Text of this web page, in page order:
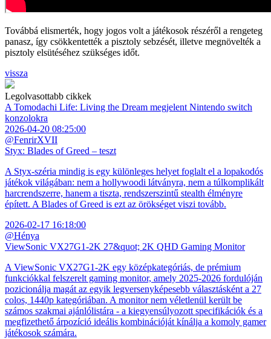
Továbbá elismerték, hogy jogos volt a játékosok részéről a rengeteg
panasz, így csökkentették a pisztoly sebzését, illetve megnövelték a
pisztoly elsütéséhez szükséges időt.
vissza
Legolvasottabb cikkek
A Tomodachi Life: Living the Dream megjelent Nintendo switch
konzolokra
2026-04-20 08:25:00
@FenrirXVII
Styx: Blades of Greed – teszt
A Styx-széria mindig is egy különleges helyet foglalt el a lopakodós
játékok világában: nem a hollywoodi látványra, nem a túlkomplikált
harcrendszerre, hanem a tiszta, rendszerszintű stealth élményre
épített. A Blades of Greed is ezt az örökséget viszi tovább.
2026-02-17 16:18:00
@Hénya
ViewSonic VX27G1-2K 27&quot; 2K QHD Gaming Monitor
A ViewSonic VX27G1-2K egy középkategóriás, de prémium
funkciókkal felszerelt gaming monitor, amely 2025-2026 fordulóján
pozicionálja magát az egyik legversenyképesebb választásként a 27
colos, 1440p kategóriában. A monitor nem véletlenül került be
számos szakmai ajánlólistára - a kiegyensúlyozott specifikációk és a
megfizethető árpozíció ideális kombinációját kínálja a komoly gamer
játékosok számára.